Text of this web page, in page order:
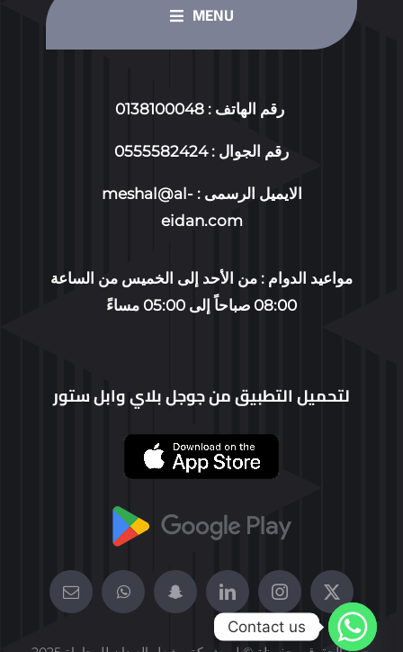
MENU
ABOUT US
CONTACT US
العربية
رقم الهاتف : 0138100048
رقم الجوال : 0555582424
الايميل الرسمى :meshal@al-
eidan.com
مواعيد الدوام : من الأحد إلى الخميس من الساعة
08:00 صباحاً إلى 05:00 مساءً
لتحميل التطبيق من جوجل بلاي وابل ستور
Contact us